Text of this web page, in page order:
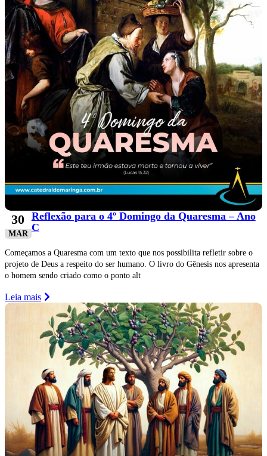
30
MAR
Reflexão para o 4º Domingo da Quaresma – Ano
C
Começamos a Quaresma com um texto que nos possibilita refletir sobre o
projeto de Deus a respeito do ser humano. O livro do Gênesis nos apresenta
o homem sendo criado como o ponto alt
Leia mais